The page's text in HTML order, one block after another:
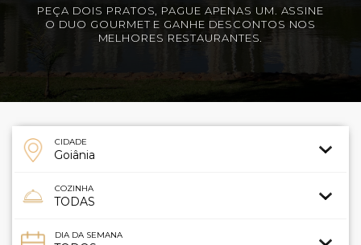
PEÇA DOIS PRATOS, PAGUE APENAS UM. ASSINE
O DUO GOURMET E GANHE DESCONTOS NOS
MELHORES RESTAURANTES.
CIDADE
COZINHA
DIA DA SEMANA